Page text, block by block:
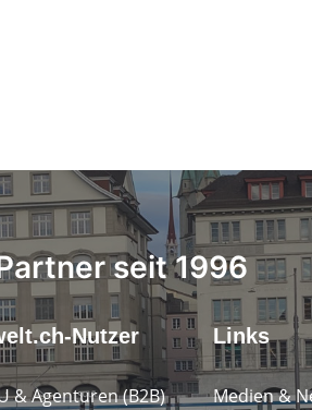
seit 1996
Nutzer
& Agenturen (B2B)
Links
Medien &